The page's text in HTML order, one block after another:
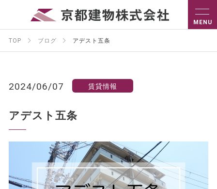
TOP ブログ アデスト五条
2024/06/07 賃貸情報
アデスト五条